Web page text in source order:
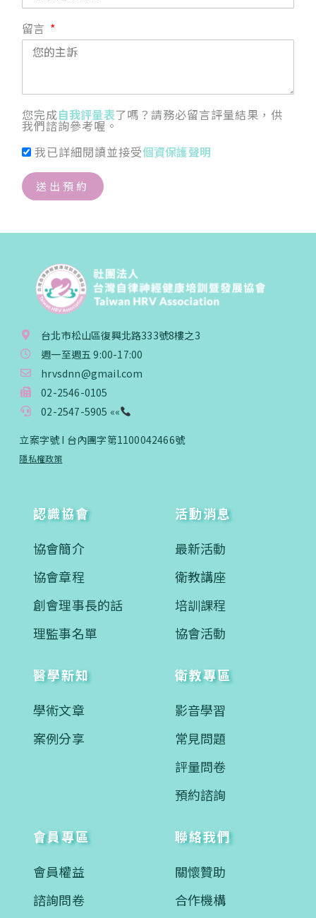
留言
您完成自我評量表了嗎？請務必留言評量結果，供
我們諮詢參考喔。
我已詳細閱讀並接受個資保護聲明
送出預約
台北市松山區復興北路333號8樓之3
週一至週五 9:00-17:00
hrvsdnn@gmail.com
02-2546-0105
02-2547-5905 ««
立案字號 I 台內團字第1100042466號
隱私權政策
認識協會
協會簡介
協會章程
創會理事長的話
理監事名單
活動消息
最新活動
衛教講座
培訓課程
協會活動
醫學新知
學術文章
案例分享
衛教專區
影音學習
常見問題
評量問卷
預約諮詢
會員專區
會員權益
諮詢問卷
聯絡我們
關懷贊助
合作機構